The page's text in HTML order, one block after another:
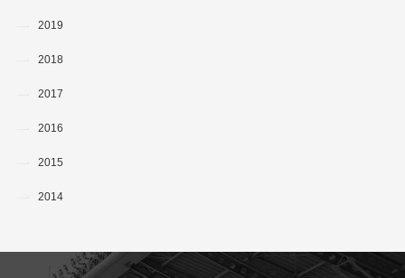
2019
2018
2017
2016
2015
2014